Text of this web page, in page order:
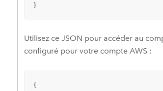
}
Utilisez ce JSON pour accéder au
configuré pour votre compteAWS :
{